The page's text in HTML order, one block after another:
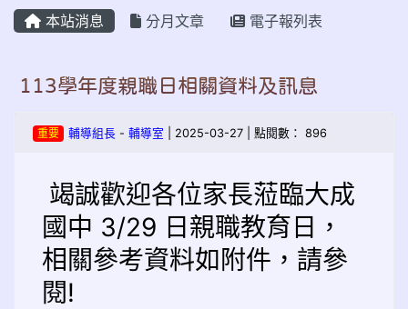
本站消息 分月文章 電子報列表
113學年度親職日相關資料及訊息
重要 輔導組長- 輔導室 | 2025-03-27 | 點閱數： 896
竭誠歡迎各位家長蒞臨大成
國中 3/29 日親職教育日，
相關參考資料如附件，請參
閱!